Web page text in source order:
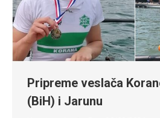
Pripreme veslača
(BiH) i Jarunu